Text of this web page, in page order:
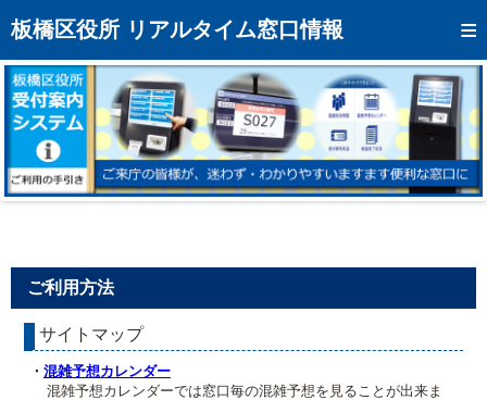
板橋区役所 リアルタイム窓口情報
トップページへ
混雑予想カレンダー
リアルタイム混雑状況
リアルタイム受付番号状況
メール通知登録
モバイルサイト
アクセス
区役所フロアマップ
ご利用方法
サイトマップ
・ 混雑予想カレンダー
混雑予想カレンダーでは窓口毎の混雑予想を見ることが出来ま